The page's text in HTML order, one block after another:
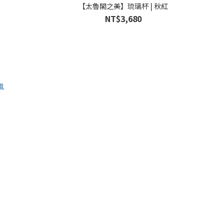
【太魯閣之美】琉璃杯 | 秋紅
NT$3,680